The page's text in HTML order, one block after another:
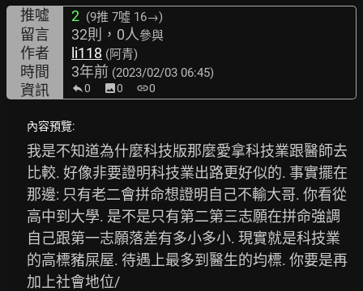
推噓
2 (9推 7噓 16→)
留言 32則，0人參與
作者 li118 (阿青)
時間 3年前 (2023/02/03 06:45)
資訊 0 image0 link0
內容預覽:
我是不知道為什麼科技版那麼愛拿科技業跟醫師去
比較. 好像非要證明科技業出路更好似的. 事實擺在
那邊: 只有老二會拼命想證明自己不輸大哥. 你看從
高中到大學. 是不是只有第二第三志願在拼命強調
自己跟第一志願落差有多小多小. 現實就是科技業
的高標豬屎屋. 待遇上最多到醫生的均標. 你要是再
加上社會地位/